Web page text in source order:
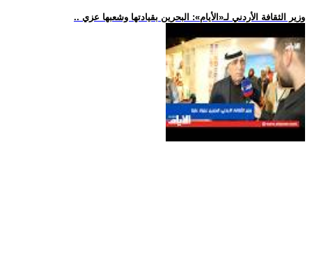
.. وزير الثقافة الأردني لـ«الأيام»: البحرين بقيادتها وشعبها عزي